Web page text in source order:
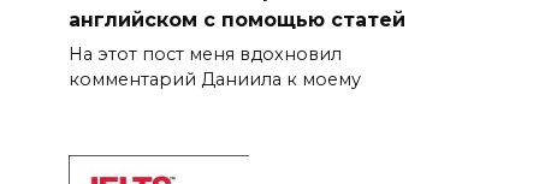
английском с помощью статей
На этот пост меня вдохновил
комментарий Даниила к моему